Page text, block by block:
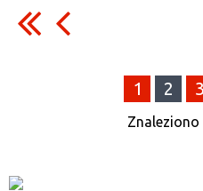
1 2 3
Znaleziono